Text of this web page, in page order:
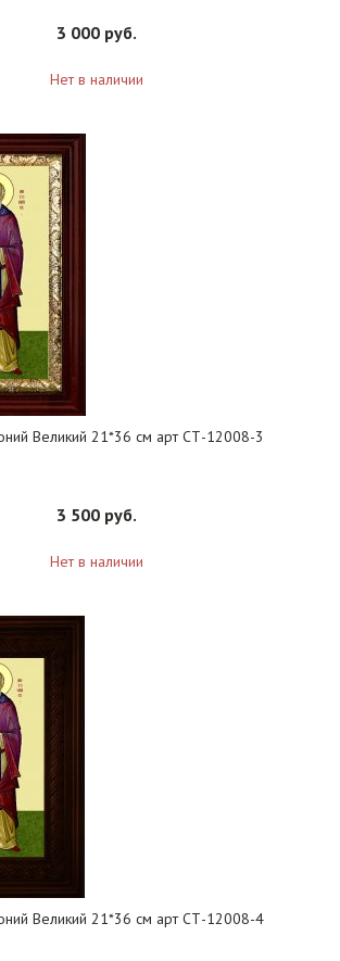
3 000 руб.
Нет в наличии
Великий 21*36 см арт СТ-12008-3
3 500 руб.
Нет в наличии
Великий 21*36 см арт СТ-12008-4